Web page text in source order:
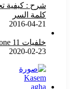
شرح : كيفية
كلمة السر
2016-04-21
خلفيات iPhone 11 حصرية دقة عالية Full HD
2020-02-23